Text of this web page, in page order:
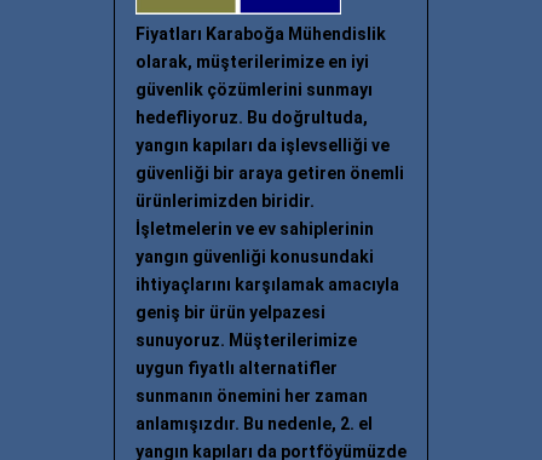
Fiyatları Karaboğa Mühendislik
olarak, müşterilerimize en iyi
güvenlik çözümlerini sunmayı
hedefliyoruz. Bu doğrultuda,
yangın kapıları da işlevselliği ve
güvenliği bir araya getiren önemli
ürünlerimizden biridir.
İşletmelerin ve ev sahiplerinin
yangın güvenliği konusundaki
ihtiyaçlarını karşılamak amacıyla
geniş bir ürün yelpazesi
sunuyoruz. Müşterilerimize
uygun fiyatlı alternatifler
sunmanın önemini her zaman
anlamışızdır. Bu nedenle, 2. el
yangın kapıları da portföyümüzde